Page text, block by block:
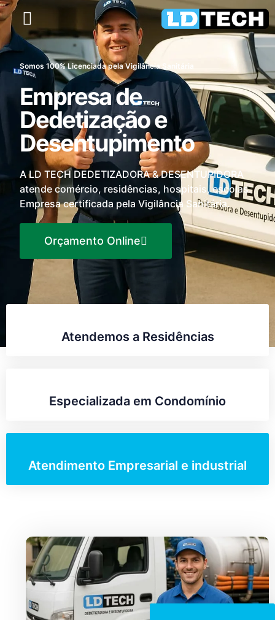
Somos 100% Licenciada pela Vigilância Sanitária
Empresa de
Dedetização e
Desentupimento
A LD TECH DEDETIZADORA & DESENTUPIDORA
atende comércio, residências, hospitais, escolas.
Empresa certificada pela Vigilância Sanitária.
Orçamento Online
Atendemos a Residências
Especializada em Condomínio
Atendimento Empresarial e industrial